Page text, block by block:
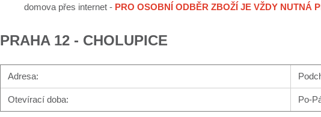
domova přes internet - PRO OSOBNÍ ODBĚR ZBOŽÍ JE VŽDY NUTNÁ
PRAHA 12 - CHOLUPICE
Adresa:
Otevírací doba: Po-